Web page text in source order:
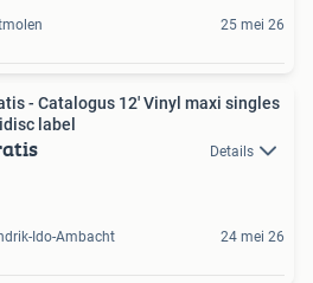
25 mei 26
- Catalogus 12' Vinyl maxi singles
label
Details
Ido-Ambacht 24 mei 26